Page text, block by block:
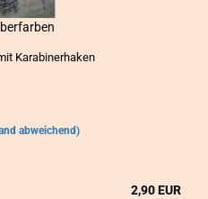
Ka­ra­bi­ner­ha­ken
abweichend)
2,90 EUR